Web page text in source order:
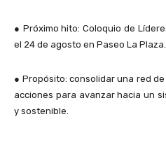
● Próximo hito: Coloquio de
el 24 de agosto en Paseo La Plaza.
● Propósito: consolidar una red
acciones para avanzar hacia un
y sostenible.